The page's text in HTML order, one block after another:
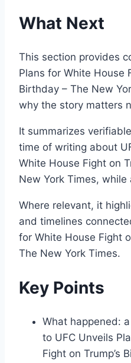
What Next
This section provides
Plans for White House
Birthday – The New
why the story matters
It summarizes
time of writing about
White House Fight on
New York Times,
Where relevant, it
and timelines
for White House Fight
The New York Times.
Key Points
What happened:
to UFC Unveils
Fight on Trump’s